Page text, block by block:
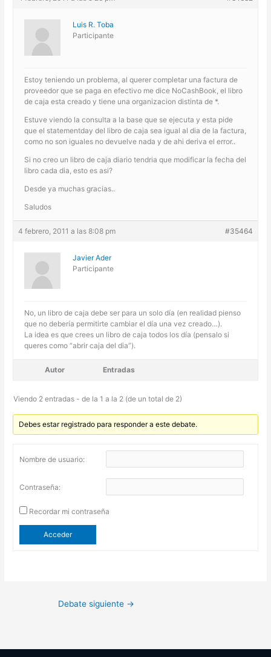
Luis R. Toba
Participante
Estoy teniendo un problema, al querer completar una factura de
proveedor que se paga en efectivo me dice NoCashBook, el libro
de caja esta creado y tiene una organizacion distinta de *.
Estuve viendo la consulta a la base que se ejecuta y esta pide
que el statementday del libro de caja sea igual al dia de la factura,
como no son iguales no devuelve nada y de ahi deriva el error..
Si no creo un libro de caja diario tendria que modificar la fecha del
libro cada dia, esto es asi?
Desde ya muchas gracias..
Saludos
4 febrero, 2011 a las 8:08 pm #35464
Javier Ader
Participante
No, un libro de caja debe ser para un solo día (en realidad pienso
que no debería permitirte cambiar el día una vez creado…).
La idea es que crees un libro de caja todos los día (pensalo si
queres como “abrir caja del dia”).
Autor Entradas
Viendo 2 entradas - de la 1 a la 2 (de un total de 2)
Debes estar registrado para responder a este debate.
Nombre de usuario:
Contraseña:
Recordar mi contraseña
Acceder
Debate siguiente →